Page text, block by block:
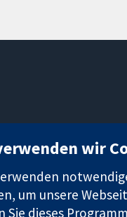
wir
um unsere
Sie dieses